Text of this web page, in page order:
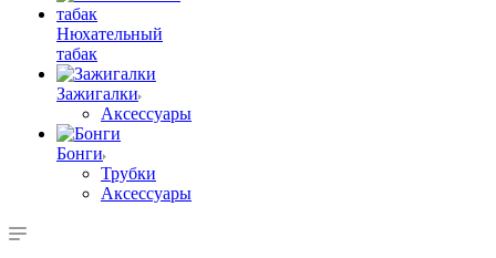
Нюхательный
табак
Зажигалки
Аксессуары
Бонги
Трубки
Аксессуары